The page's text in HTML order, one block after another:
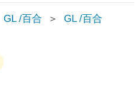
GL /百合 ＞ GL /百合